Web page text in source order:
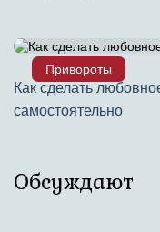
Привороты
Как сделать
самостоятельно
Обсуждают